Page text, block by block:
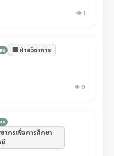
👁️ 1
น 🏢 ฝ่ายวิชาการ
👁️ 0
น
ากรเพื่อการศึกษา
ยี